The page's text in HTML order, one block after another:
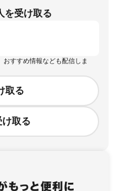
を受け取る
おすすめ情報なども配信しま
取る
け取る